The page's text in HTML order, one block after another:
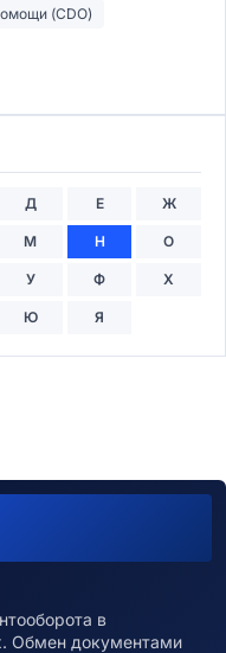
(CDO)
Д Е Ж
М Н О
У Ф Х
Ю Я
в
Обмен документами